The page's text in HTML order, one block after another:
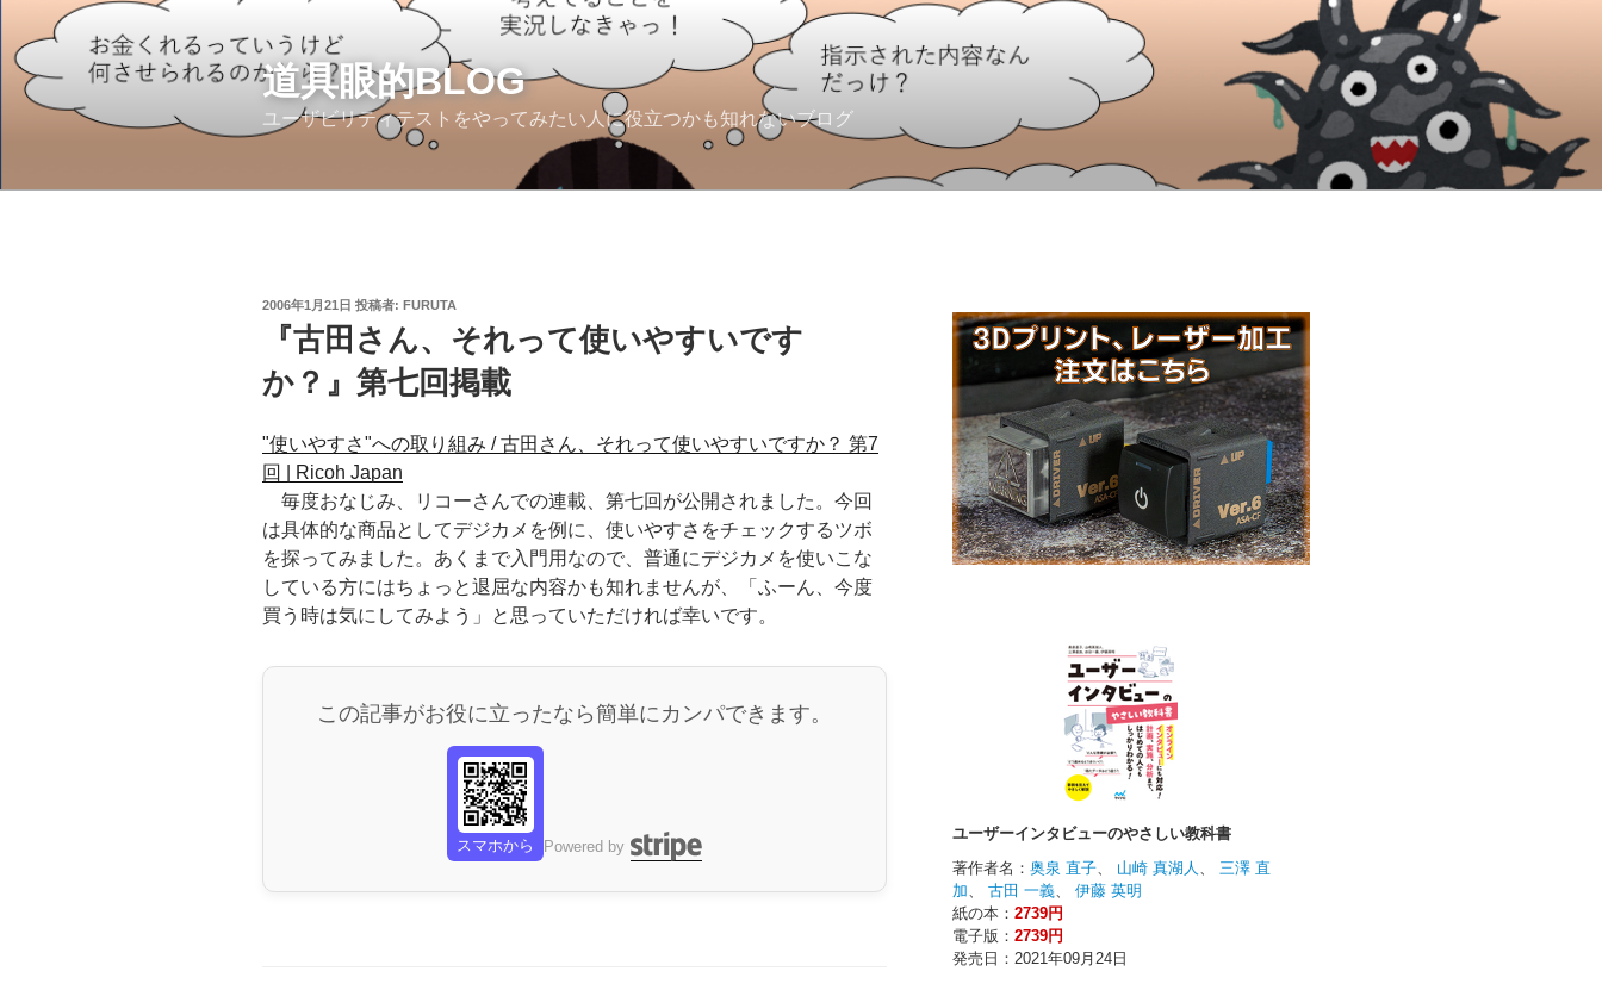
テ
道具眼的BLOG
ユーザビリティテストをやってみたい人に役立つかも知れないブログ
投
2006年1月21日 投稿者: FURUTA
『古田さん、それって使いやすいです
か？』第七回掲載
"使いやすさ"への取り組み / 古田さん、それって使いやすいですか？ 第7
回 | Ricoh Japan
毎度おなじみ、リコーさんでの連載、第七回が公開されました。今回
は具体的な商品としてデジカメを例に、使いやすさをチェックするツボ
を探ってみました。あくまで入門用なので、普通にデジカメを使いこな
している方にはちょっと退屈な内容かも知れませんが、「ふーん、今度
買う時は気にしてみよう」と思っていただければ幸いです。
この記事がお役に立ったなら簡単にカンパできます。
スマホから Powered by